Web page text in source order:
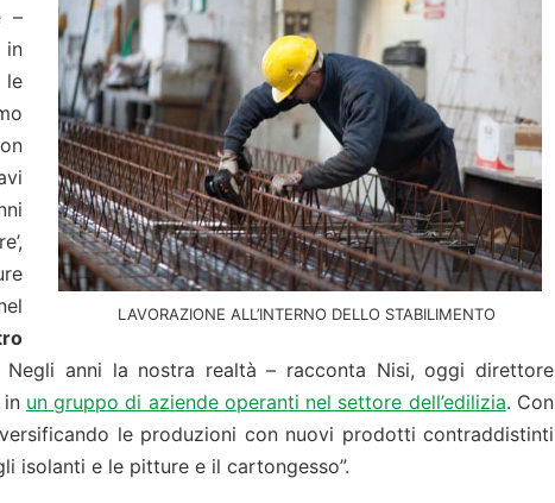
LAVORAZIONE ALL’INTERNO DELLO STABILIMENTO
–
in
le
Negli anni la nostra realtà – racconta Nisi, oggi direttore
in un gruppo di aziende operanti nel settore dell’edilizia. Con
le produzioni con nuovi prodotti contraddistinti
isolanti e le pitture e il cartongesso”.